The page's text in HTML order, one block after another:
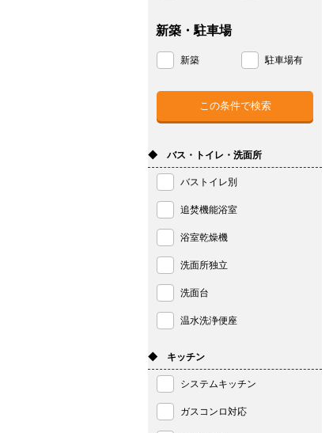
新築・駐車場
新築 駐車場有
◆ バス・トイレ・洗面所
バストイレ別
追焚機能浴室
浴室乾燥機
洗面所独立
洗面台
温水洗浄便座
◆ キッチン
システムキッチン
ガスコンロ対応